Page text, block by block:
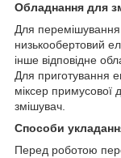
Обладнання для
Для
низькообертовий
інше відповідне
Для приготування
міксер примусової
змішувач.
Способи
Перед роботою